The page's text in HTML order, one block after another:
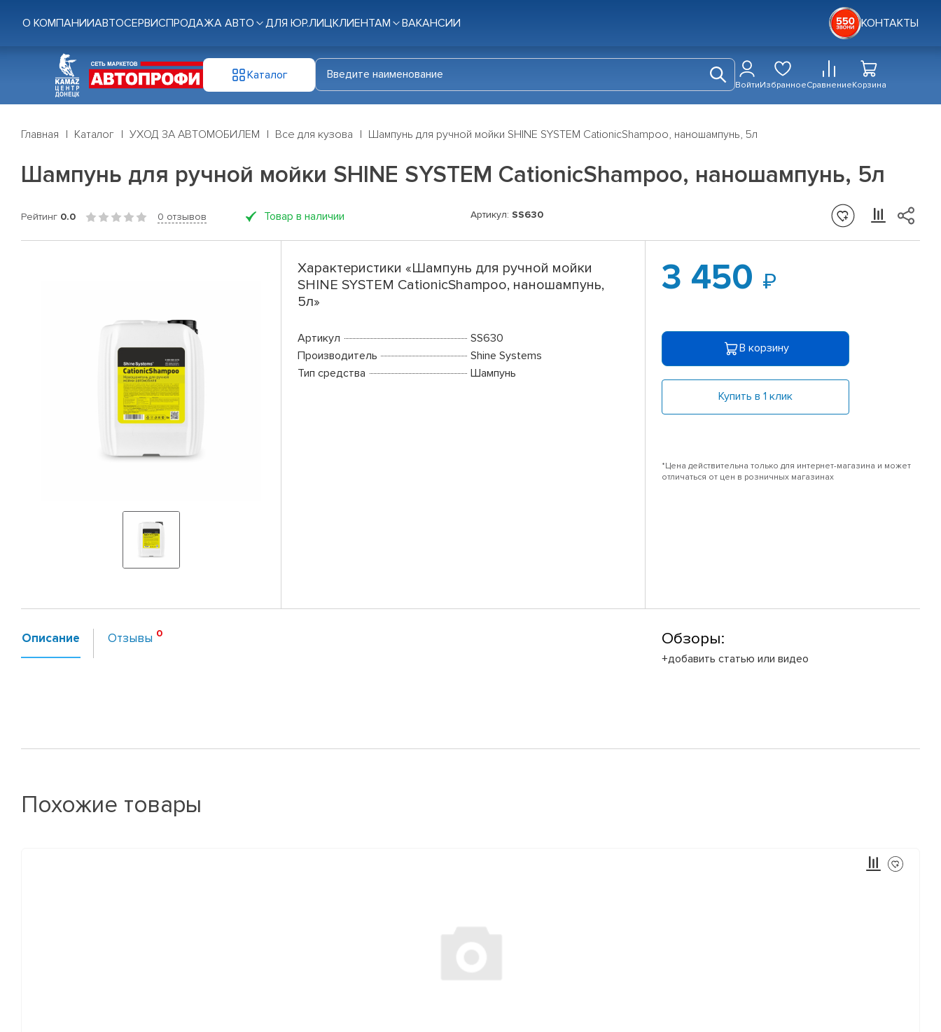
О КОМПАНИИАВТОСЕРВИСПРОДАЖА АВТО ДЛЯ ЮР.ЛИЦКЛИЕНТАМ ВАКАНСИИ КОНТАКТЫ
Каталог
ВойтиИзбранноеСравнениеКорзина
Главная Каталог УХОД ЗА АВТОМОБИЛЕМ Все для кузова Шампунь для ручной мойки SHINE SYSTEM CationicShampoo, наношампунь, 5л
Шампунь для ручной мойки SHINE SYSTEM CationicShampoo, наношампунь, 5л
Рейтинг 0.0 0 отзывов Товар в наличии Артикул: SS630
Характеристики «Шампунь для ручной мойки
SHINE SYSTEM CationicShampoo, наношампунь,
5л»
Артикул
SS630
Производитель
Shine Systems
Тип средства
Шампунь
3 450
В корзину
Купить в 1 клик
*Цена действительна только для интернет-магазина и может
отличаться от цен в розничных магазинах
Описание Отзывы Обзоры:
+добавить статью или видео
Похожие товары